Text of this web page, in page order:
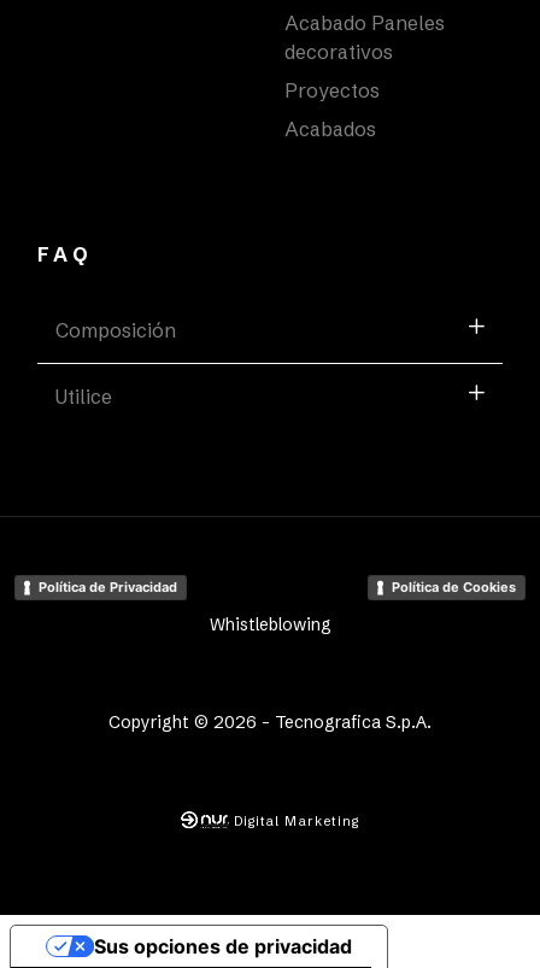
Acabado Paneles
decorativos
Proyectos
Acabados
FAQ
Composición
Utilice
Copyright © 2026 - Tecnografica S.p.A.
Política de Privacidad Política de Cookies
Whistleblowing
Digital Marketing
Sus opciones de privacidad